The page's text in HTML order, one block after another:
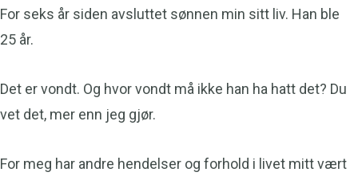
For seks år siden avsluttet sønnen min sitt liv. Han ble
25 år.
Det er vondt. Og hvor vondt må ikke han ha hatt det? Du
vet det, mer enn jeg gjør.
For meg har andre hendelser og forhold i livet mitt vært